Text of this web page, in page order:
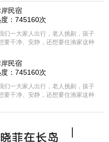
民宿
：745160次
们一大家人出行，老人挑剔，孩子
要干净、安静，还想要住渔家这种
民宿，实际体验客房很干净，饭菜
老人也很满意，整体饭菜给搭配的
顿饭也不重样的，海鲜确实是非常
，另外值得一提的是，他家的海菜
好吃。 其实长岛可选的酒店、民宿
，可以根据自己的喜好选择。非常
根据我提出的需求来安排房间，这
民宿
：745160次
们一大家人出行，老人挑剔，孩子
要干净、安静，还想要住渔家这种
民宿，实际体验客房很干净，饭菜
顿饭也不重样的，海鲜确实是非常
，另外值得一提的是，他家的海菜